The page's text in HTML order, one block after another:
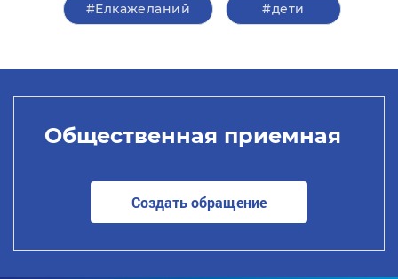
#Елкажеланий #дети
Общественная приемная
Создать обращение